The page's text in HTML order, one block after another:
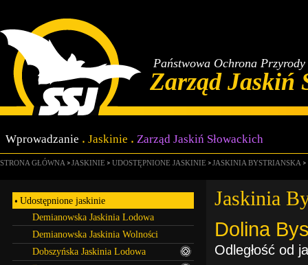
Państwowa Ochrona
Zarząd Jaskiń
Wprowadzanie Jaskinie Zarząd Jaskiń Słowackich
STRONA GŁÓWNA JASKINIE UDOSTĘPNIONE JASKINIE JASKINIA BYSTRIANSKA
Jaskinia
Dolina
Odległość od
Udostępnione jaskinie
Demianowska Jaskinia Lodowa
Demianowska Jaskinia Wolności
Dobszyńska Jaskinia Lodowa